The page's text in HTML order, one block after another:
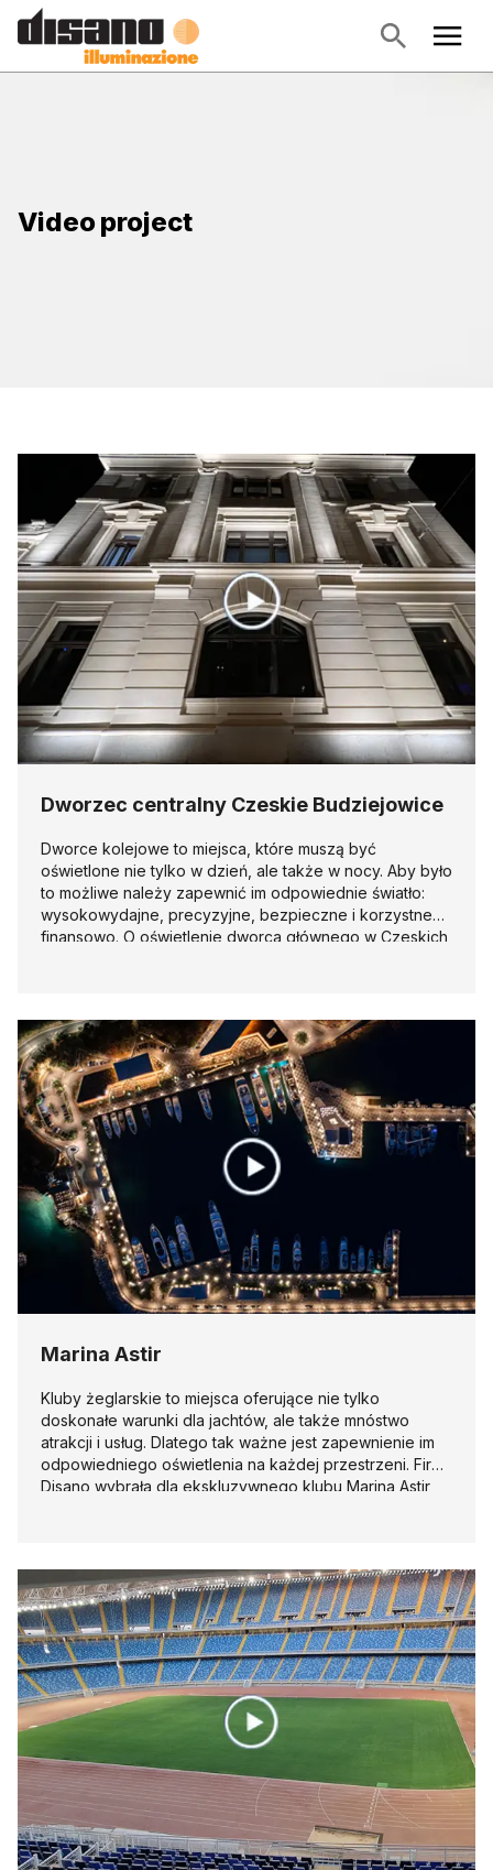
Video project
Dworzec centralny Czeskie Budziejowice
Dworce kolejowe to miejsca, które muszą być
oświetlone nie tylko w dzień, ale także w nocy. Aby było
to możliwe należy zapewnić im odpowiednie światło:
wysokowydajne, precyzyjne, bezpieczne i korzystne
finansowo. O oświetlenie dworca głównego w Czeskich
Marina Astir
Kluby żeglarskie to miejsca oferujące nie tylko
doskonałe warunki dla jachtów, ale także mnóstwo
atrakcji i usług. Dlatego tak ważne jest zapewnienie im
odpowiedniego oświetlenia na każdej przestrzeni. Firma
Disano wybrała dla ekskluzywnego klubu Marina Astir